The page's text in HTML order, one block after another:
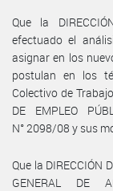
Que la
efectuado el
asignar en los
postulan en los
Colectivo de
DE EMPLEO
N° 2098/08 y sus
Que la DIRECCIÓN
GENERAL DE